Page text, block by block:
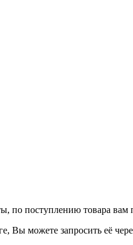
по поступлению товара
Вы можете запросить её